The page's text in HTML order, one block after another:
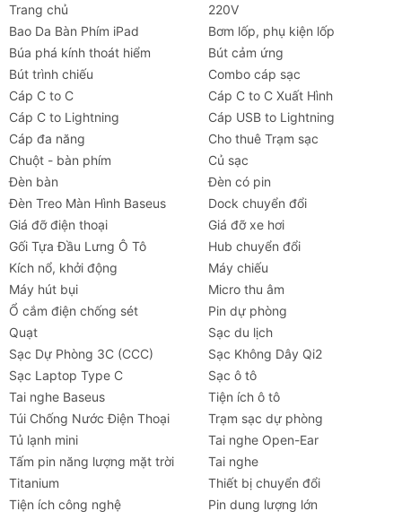
Trang chủ
220V
Bao Da Bàn Phím iPad
Bơm lốp, phụ kiện lốp
Búa phá kính thoát hiểm
Bút cảm ứng
Bút trình chiếu
Combo cáp sạc
Cáp C to C
Cáp C to C Xuất Hình
Cáp C to Lightning
Cáp USB to Lightning
Cáp đa năng
Cho thuê Trạm sạc
Chuột - bàn phím
Củ sạc
Đèn bàn
Đèn có pin
Đèn Treo Màn Hình Baseus
Dock chuyển đổi
Giá đỡ điện thoại
Giá đỡ xe hơi
Gối Tựa Đầu Lưng Ô Tô
Hub chuyển đổi
Kích nổ, khởi động
Máy chiếu
Máy hút bụi
Micro thu âm
Ổ cắm điện chống sét
Pin dự phòng
Quạt
Sạc du lịch
Sạc Dự Phòng 3C (CCC)
Sạc Không Dây Qi2
Sạc Laptop Type C
Sạc ô tô
Tai nghe Baseus
Tiện ích ô tô
Túi Chống Nước Điện Thoại
Trạm sạc dự phòng
Tủ lạnh mini
Tai nghe Open-Ear
Tấm pin năng lượng mặt trời
Tai nghe
Titanium
Thiết bị chuyển đổi
Tiện ích công nghệ
Pin dung lượng lớn